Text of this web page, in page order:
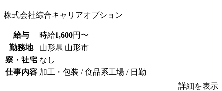
株式会社綜合キャリアオプション
給与 時給1,600円〜
勤務地
山形県 山形市
寮・社宅 なし
仕事内容 加工・包装 / 食品系工場 / 日勤
詳細を表示